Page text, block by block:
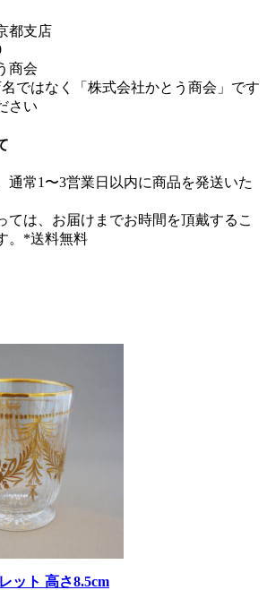
都支店
商会
ではなく「株式会社かとう商会」です
さい
通常1〜3営業日以内に商品を発送いた
ては、お届けまでお時間を頂戴するこ
。*送料無料
ット 高さ8.5cm